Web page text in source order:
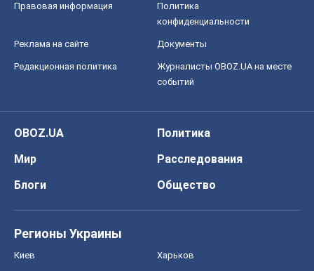
Правовая информация
Политика
конфиденциальности
Реклама на сайте Документы
Редакционная политика
Журналисты OBOZ.UA на месте
событий
OBOZ.UA
Политика
Мир
Расследования
Блоги
Общество
Регионы Украины
Киев Харьков